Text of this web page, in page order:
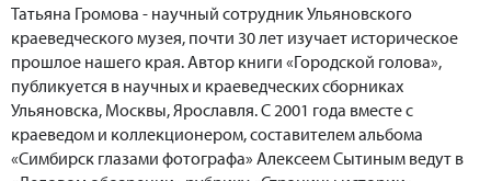
Татьяна Громова - научный сотрудник Ульяновского
краеведческого музея, почти 30 лет изучает историческое
прошлое нашего края. Автор книги «Городской голова»,
публикуется в научных и краеведческих сборниках
Ульяновска, Москвы, Ярославля. С 2001 года вместе с
краеведом и коллекционером, составителем альбома
«Симбирск глазами фотографа» Алексеем Сытиным ведут в